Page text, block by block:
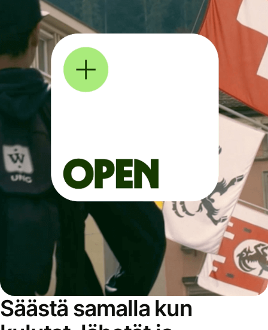
Säästä samalla kun